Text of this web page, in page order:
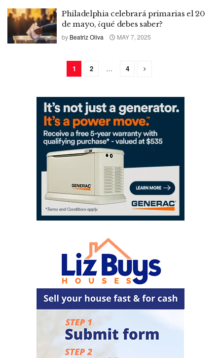
Philadelphia celebrará primarias el 20
de mayo, ¿qué debes saber?
by Beatriz Oliva MAY 7, 2025
1 2 … 4